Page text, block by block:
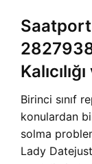
Birinci sınıf
konulardan
solma
Lady